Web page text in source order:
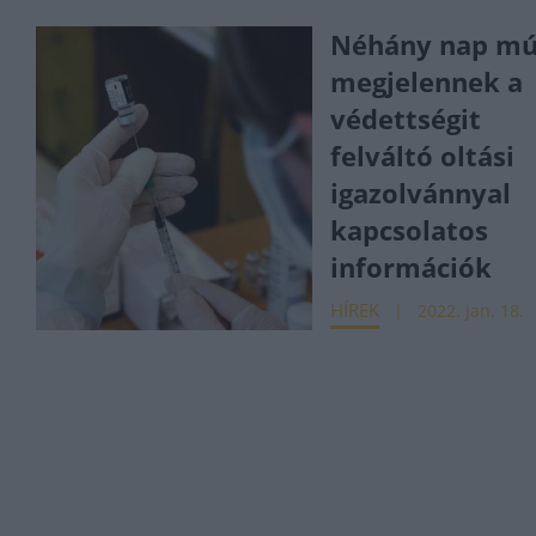
Néhány nap
megjelennek a
védettségit
felváltó oltási
igazolvánnyal
kapcsolatos
információk
HÍREK 2022. jan. 18.